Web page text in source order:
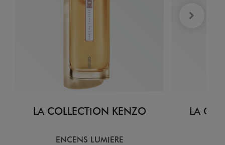
LA COLLECTION KENZO
ENCENS LUMIERE
LA